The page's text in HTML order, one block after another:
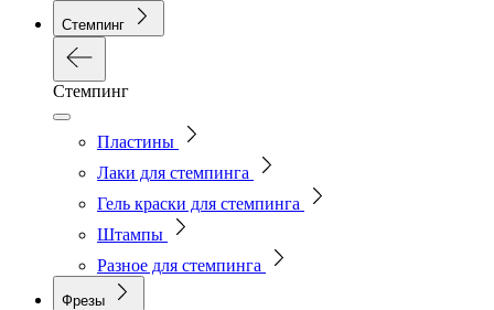
Стемпинг
Стемпинг
Пластины
Лаки для стемпинга
Гель краски для стемпинга
Штампы
Разное для стемпинга
Фрезы